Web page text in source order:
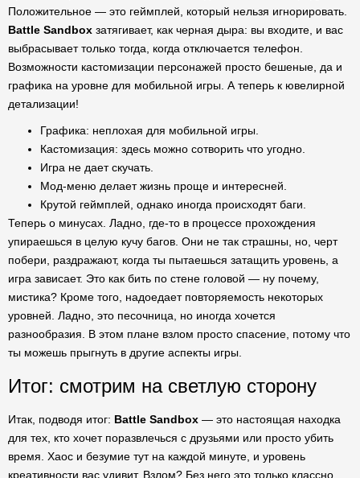
Положительное — это геймплей, который нельзя игнорировать.
Battle Sandbox затягивает, как черная дыра: вы входите, и вас
выбрасывает только тогда, когда отключается телефон.
Возможности кастомизации персонажей просто бешеные, да и
графика на уровне для мобильной игры. А теперь к ювелирной
детализации!
Графика: неплохая для мобильной игры.
Кастомизация: здесь можно сотворить что угодно.
Игра не дает скучать.
Мод-меню делает жизнь проще и интересней.
Крутой геймплей, однако иногда происходят баги.
Теперь о минусах. Ладно, где-то в процессе прохождения
упираешься в целую кучу багов. Они не так страшны, но, черт
побери, раздражают, когда ты пытаешься затащить уровень, а
игра зависает. Это как бить по стене головой — ну почему,
мистика? Кроме того, надоедает повторяемость некоторых
уровней. Ладно, это песочница, но иногда хочется
разнообразия. В этом плане взлом просто спасение, потому что
ты можешь прыгнуть в другие аспекты игры.
Итог: смотрим на светлую сторону
Итак, подводя итог: Battle Sandbox — это настоящая находка
для тех, кто хочет поразвлечься с друзьями или просто убить
время. Хаос и безумие тут на каждой минуте, и уровень
креативности вас удивит. Взлом? Без него это только классно,